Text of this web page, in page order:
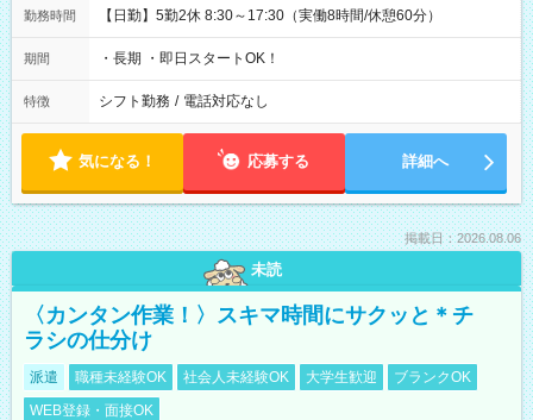
勤務時間 【日勤】5勤2休 8:30～17:30（実働8時間/休憩60分）
期間 ・長期 ・即日スタートOK！
特徴 シフト勤務 / 電話対応なし
気になる！ 応募する 詳細へ
掲載日：2026.08.06
未読
〈カンタン作業！〉スキマ時間にサクッと＊チ
ラシの仕分け
派遣 職種未経験OK 社会人未経験OK 大学生歓迎
ブランクOK
WEB登録・面接OK